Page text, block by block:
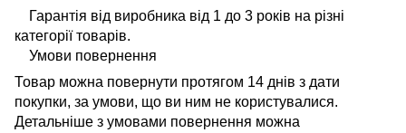
Гарантія від виробника від 1 до 3 років на різні
категорії товарів.
Умови повернення
Товар можна повернути протягом 14 днів з дати
покупки, за умови, що ви ним не користувалися.
Детальніше з умовами повернення можна